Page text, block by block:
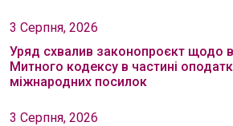
3 Серпня, 2026
Уряд схвалив законопроєкт щодо
Митного кодексу в частині
міжнародних посилок
3 Серпня, 2026